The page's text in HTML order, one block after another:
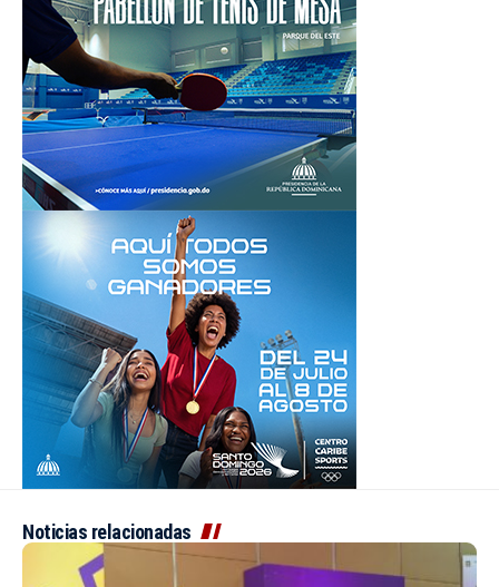
Noticias relacionadas